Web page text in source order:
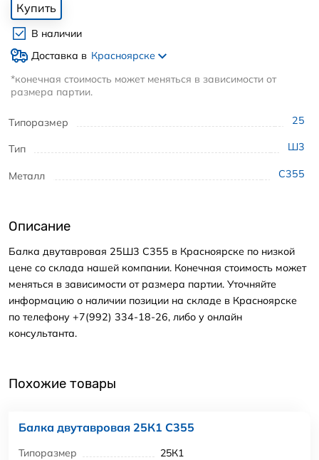
Типоразмер 25
Тип Ш3
Металл С355
Купить
В наличии
Доставка в Красноярске
*конечная стоимость может меняться в зависимости от
размера партии.
Описание
Балка двутавровая 25Ш3 С355 в Красноярске по низкой
цене со склада нашей компании. Конечная стоимость может
меняться в зависимости от размера партии. Уточняйте
информацию о наличии позиции на складе в Красноярске
по телефону +7(992) 334-18-26, либо у онлайн
консультанта.
Похожие товары
Балка двутавровая 25К1 С355
Типоразмер
25К1